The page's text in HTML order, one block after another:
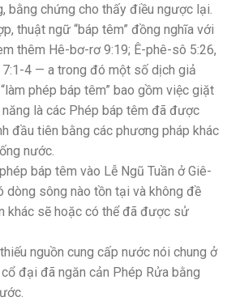
bằng chứng cho thấy điều ngược lại.
thuật ngữ “báp têm” đồng nghĩa với
thêm Hê-bơ-rơ 9:19; Ê-phê-sô 5:26,
7:1-4 — a trong đó một số dịch giả
phép báp têm” bao gồm việc giặt
năng là các Phép báp têm đã được
đầu tiên bằng các phương pháp khác
nước.
báp têm vào Lễ Ngũ Tuần ở Giê-
dòng sông nào tồn tại và không đề
khác sẽ hoặc có thể đã được sử
nguồn cung cấp nước nói chung ở
đại đã ngăn cản Phép Rửa bằng